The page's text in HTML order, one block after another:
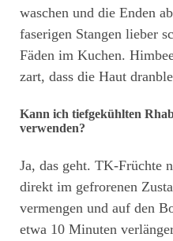
waschen und die Enden
faserigen Stangen lieber
Fäden im Kuchen.
zart, dass die Haut
Kann ich tiefgekühlten
verwenden?
Ja, das geht. TK-Früchte
direkt im gefrorenen
vermengen und auf den
etwa 10 Minuten